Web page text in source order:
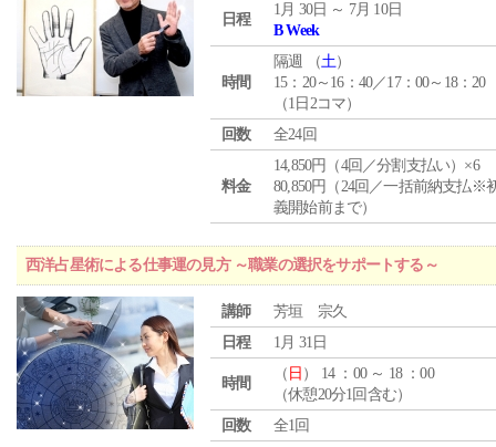
日程
1月 30日 ～ 7月 10日
B Week
時間
隔週 （土）
15：20～16：40／17：00～18：20
（1日2コマ）
回数
全24回
料金
14,850円（4回／分割支払い）×6
80,850円（24回／一括前納支払※
義開始前まで）
西洋占星術による仕事運の見方 ～職業の選択をサポートする～
講師
芳垣 宗久
日程
1月 31日
時間
（ 日 ） 14 ：00 ～ 18 ：00
（休憩20分1回含む）
回数
全1回